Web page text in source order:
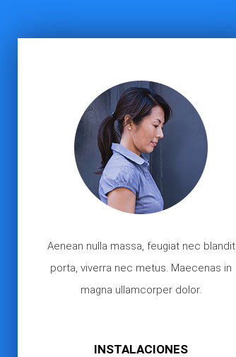
Aenean nulla massa, feugiat nec blandit
porta, viverra nec metus. Maecenas in
magna ullamcorper dolor.
INSTALACIONES